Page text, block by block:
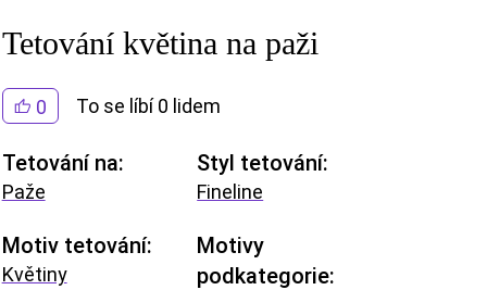
Tetování květina na paži
0 To se líbí 0 lidem
Tetování na:
Paže
Motiv tetování:
Květiny
Styl tetování:
Fineline
Motivy
podkategorie: